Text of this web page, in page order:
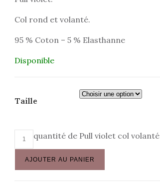
Col rond et volanté.
95 % Coton – 5 % Elasthanne
Disponible
Taille
quantité de Pull violet col volanté
AJOUTER AU PANIER